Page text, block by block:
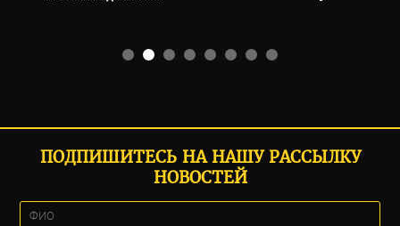
ПОДПИШИТЕСЬ НА НАШУ РАССЫЛКУ
НОВОСТЕЙ